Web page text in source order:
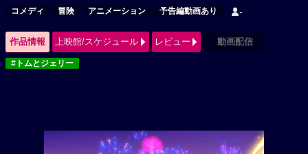
コメディ 冒険 アニメーション 予告編動画あり -
作品情報 上映館/スケジュール レビュー 動画配信
#トムとジェリー